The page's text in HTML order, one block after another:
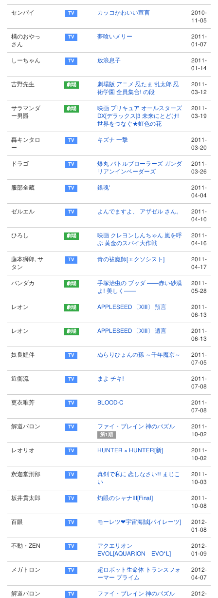
センパイ カッコかわいい宣言
2010-
11-05
橘のおやっ
さん
夢喰いメリー
2011-
01-07
しーちゃん 放浪息子
2011-
01-14
吉野先生
劇場版 アニメ 忍たま 乱太郎 忍
術学園 全員集合! の段
2011-
03-12
サラマンダ
ー男爵
映画 プリキュア オールスターズ
DX[デラックス]3 未来にとどけ!
世界をつなぐ★虹色の花
2011-
03-19
轟キンタロ
ー
キズナ 一撃
2011-
03-20
ドラゴ
爆丸 バトルブローラーズ ガンダ
リアンインベーダーズ
2011-
03-26
服部全蔵 銀魂'
2011-
04-04
ゼルエル よんでますよ、 アザゼル さん。
2011-
04-10
ひろし
映画 クレヨンしんちゃん 嵐を呼
ぶ 黄金のスパイ大作戦
2011-
04-16
藤本獅郎, サ
タン
青の祓魔師[エクソシスト]
2011-
04-17
パンダカ
手塚治虫の ブッダ ──赤い砂漠
よ! 美しく──
2011-
05-28
レオン APPLESEED 〔XIII〕 預言
2011-
06-13
レオン APPLESEED 〔XIII〕 遺言
2011-
06-13
奴良鯉伴 ぬらりひょんの孫 ～千年魔京～
2011-
07-05
近衛流 まよ チキ!
2011-
07-08
更衣唯芳 BLOOD-C
2011-
07-08
解道バロン ファイ・ブレイン 神のパズル
第1期
2011-
10-02
レオリオ HUNTER × HUNTER[新]
2011-
10-02
釈迦堂刑部
真剣で私に 恋しなさい!! まじこ
い
2011-
10-03
坂井貫太郎 灼眼のシャナⅢ[Final]
2011-
10-08
百眼 モーレツ❤宇宙海賊[パイレーツ]
2012-
01-08
不動・ZEN
アクエリオン
EVOL[AQUARION EVO*L]
2012-
01-09
メガトロン
超ロボット生命体 トランスフォ
ーマー プライム
2012-
04-07
解道バロン ファイ・ブレイン 神のパズル
2012-